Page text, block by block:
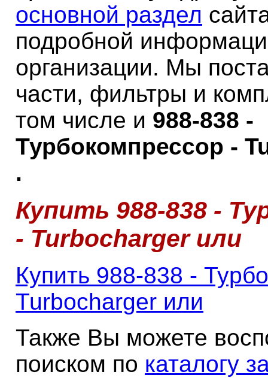
основной раздел
подробной
организации. Мы
части, фильтры и
том числе и 988-838 -
Турбокомпрессор -
.
Купить 988-838 -
- Turbocharger или
Купить 988-838 -
Turbocharger или
Также Вы можете
поиском по каталогу